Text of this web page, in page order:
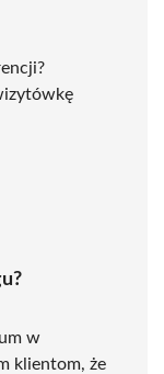
w
klientom, że